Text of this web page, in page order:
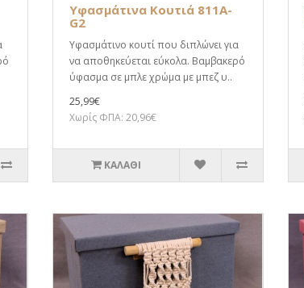
Υφασμάτινα Κουτιά 811A-
G2
Υφασμάτινο κουτί που διπλώνει για
να αποθηκεύεται εύκολα. Βαμβακερό
ύφασμα σε μπλε χρώμα με μπεζ υ..
25,99€
Χωρίς ΦΠΑ: 20,96€
ΚΑΛΆΘΙ